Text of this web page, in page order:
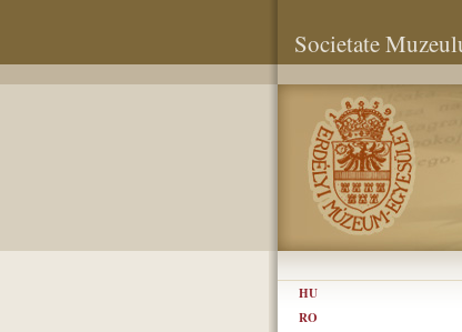
Societate
HU
RO